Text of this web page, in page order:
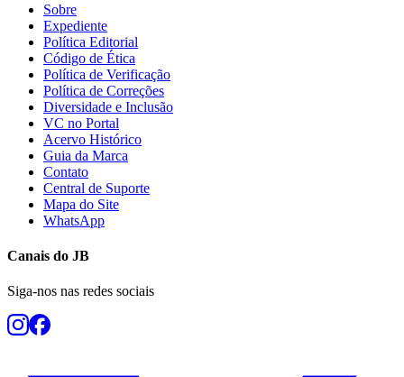
Sobre
Expediente
Política Editorial
Código de Ética
Política de Verificação
Política de Correções
Diversidade e Inclusão
VC no Portal
Acervo Histórico
Guia da Marca
Contato
Central de Suporte
Mapa do Site
WhatsApp
Canais do JB
Siga-nos nas redes sociais